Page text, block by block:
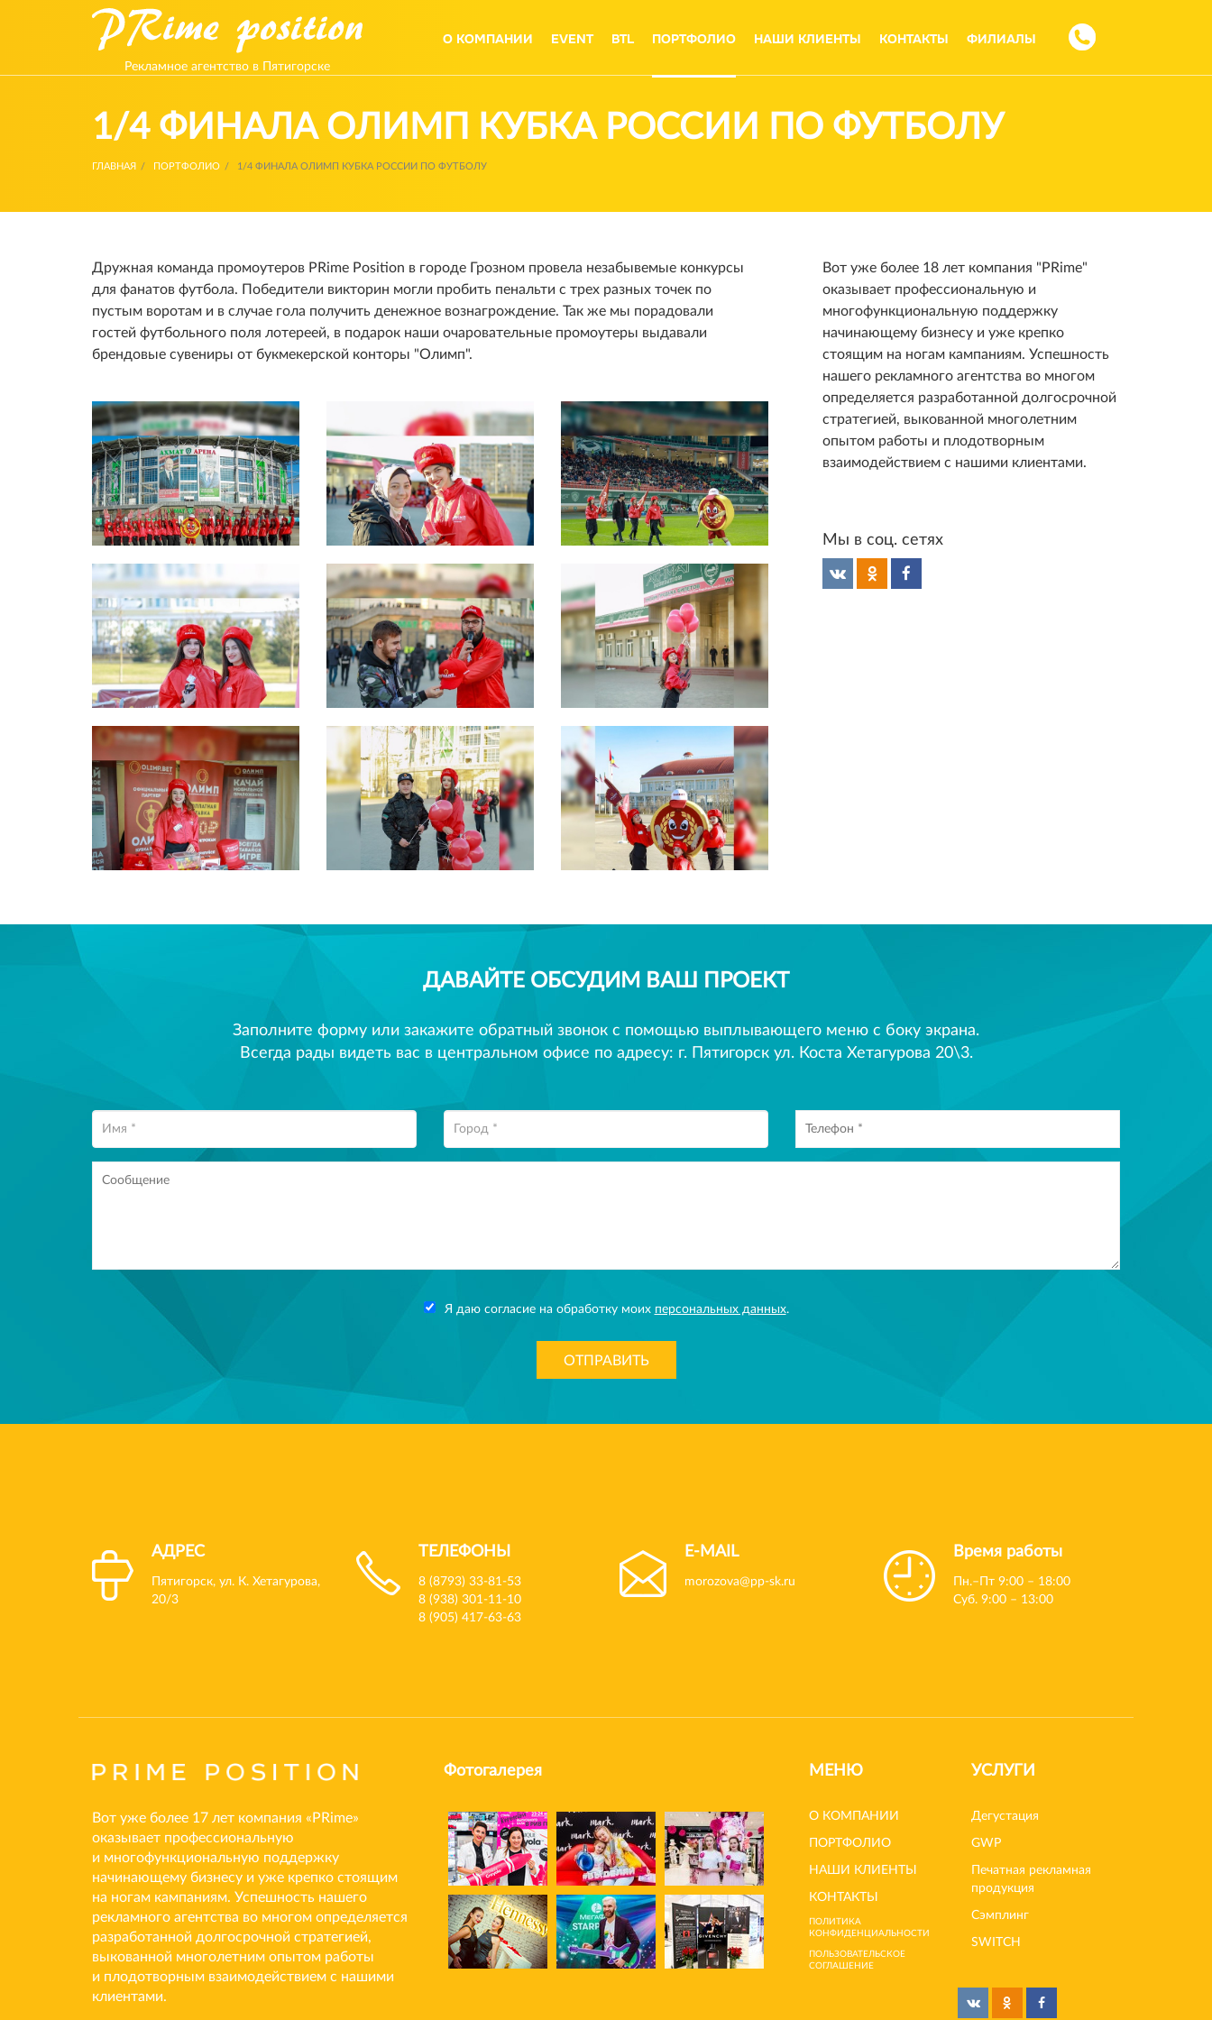
Рекламное агентство в Пятигорске
О КОМПАНИИ EVENT BTL ПОРТФОЛИО НАШИ КЛИЕНТЫ КОНТАКТЫ ФИЛИАЛЫ
1/4 ФИНАЛА ОЛИМП КУБКА РОССИИ ПО ФУТБОЛУ
ГЛАВНАЯ ПОРТФОЛИО 1/4 ФИНАЛА ОЛИМП КУБКА РОССИИ ПО ФУТБОЛУ
Дружная команда промоутеров PRime Position в городе Грозном провела незабывемые конкурсы
для фанатов футбола. Победители викторин могли пробить пенальти с трех разных точек по
пустым воротам и в случае гола получить денежное вознагрождение. Так же мы порадовали
гостей футбольного поля лотереей, в подарок наши очаровательные промоутеры выдавали
брендовые сувениры от букмекерской конторы "Олимп".
Вот уже более 18 лет компания "PRime"
оказывает профессиональную и
многофункциональную поддержку
начинающему бизнесу и уже крепко
стоящим на ногам кампаниям. Успешность
нашего рекламного агентства во многом
определяется разработанной долгосрочной
стратегией, выкованной многолетним
опытом работы и плодотворным
взаимодействием с нашими клиентами.
Мы в соц. сетях
ДАВАЙТЕ ОБСУДИМ ВАШ ПРОЕКТ
Заполните форму или закажите обратный звонок с помощью выплывающего меню с боку экрана.
Всегда рады видеть вас в центральном офисе по адресу: г. Пятигорск ул. Коста Хетагурова 20\3.
Я даю согласие на обработку моих персональных данных.
ОТПРАВИТЬ
АДРЕС
Пятигорск, ул. К. Хетагурова,
20/3
ТЕЛЕФОНЫ
8 (8793) 33-81-53
8 (938) 301-11-10
8 (905) 417-63-63
E-MAIL
morozova@pp-sk.ru
Время работы
Пн.–Пт 9:00 – 18:00
Суб. 9:00 – 13:00
Вот уже более 17 лет компания «PRime»
оказывает профессиональную
и многофункциональную поддержку
начинающему бизнесу и уже крепко стоящим
на ногам кампаниям. Успешность нашего
рекламного агентства во многом определяется
разработанной долгосрочной стратегией,
выкованной многолетним опытом работы
и плодотворным взаимодействием с нашими
клиентами.
Фотогалерея МЕНЮ
О КОМПАНИИ
ПОРТФОЛИО
НАШИ КЛИЕНТЫ
КОНТАКТЫ
ПОЛИТИКА
КОНФИДЕНЦИАЛЬНОСТИ
ПОЛЬЗОВАТЕЛЬСКОЕ
СОГЛАШЕНИЕ
УСЛУГИ
Дегустация
GWP
Печатная рекламная
продукция
Сэмплинг
SWITCH